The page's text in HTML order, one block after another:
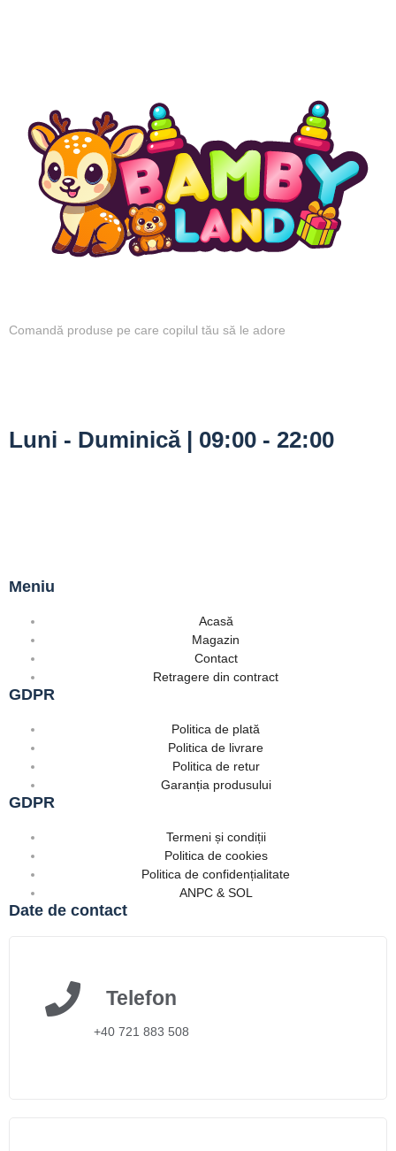
Comandă produse pe care copilul tău să le adore
Luni - Duminică | 09:00 - 22:00
Meniu
Acasă
Magazin
Contact
Retragere din contract
GDPR
Politica de plată
Politica de livrare
Politica de retur
Garanția produsului
GDPR
Termeni și condiții
Politica de cookies
Politica de confidențialitate
ANPC & SOL
Date de contact
Telefon
+40 721 883 508